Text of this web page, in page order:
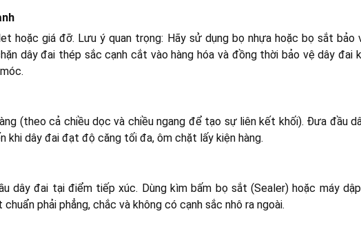
hoặc giá đỡ. Lưu ý quan trọng: Hãy sử dụng bọ nhựa hoặc bọ sắt
dây đai thép sắc cạnh cắt vào hàng hóa và đồng thời bảo vệ dây đai
(theo cả chiều dọc và chiều ngang để tạo sự liên kết khối). Đưa đầu
dây đai đạt độ căng tối đa, ôm chặt lấy kiện hàng.
dây đai tại điểm tiếp xúc. Dùng kìm bấm bọ sắt (Sealer) hoặc máy
phải phẳng, chắc và không có cạnh sắc nhô ra ngoài.